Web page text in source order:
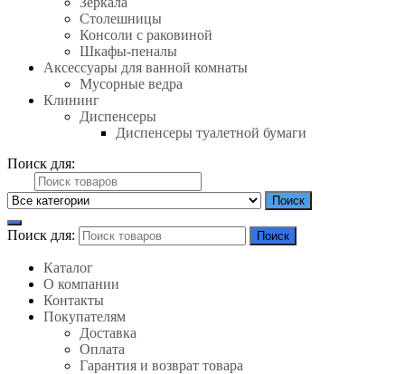
Столешницы
Консоли с раковиной
Шкафы-пеналы
Аксессуары для ванной комнаты
Мусорные ведра
Клининг
Диспенсеры
Диспенсеры туалетной бумаги
Поиск для:
Поиск
Поиск для: Поиск
Каталог
О компании
Контакты
Покупателям
Доставка
Оплата
Гарантия и возврат товара